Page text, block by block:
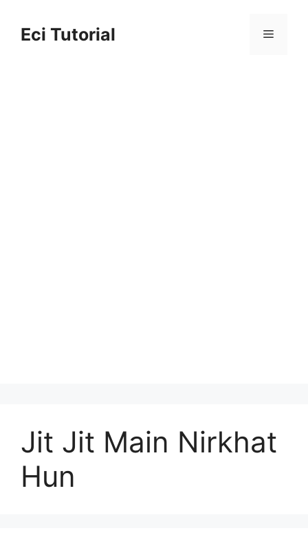
contentEci Tutorial Menu
Jit Jit Main Nirkhat
Hun